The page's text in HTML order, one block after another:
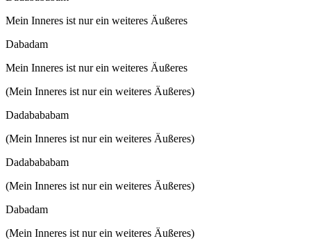
Mein Inneres ist nur ein weiteres Äußeres
Dabadam
Mein Inneres ist nur ein weiteres Äußeres
(Mein Inneres ist nur ein weiteres Äußeres)
Dadabababam
(Mein Inneres ist nur ein weiteres Äußeres)
Dadabababam
(Mein Inneres ist nur ein weiteres Äußeres)
Dabadam
(Mein Inneres ist nur ein weiteres Äußeres)